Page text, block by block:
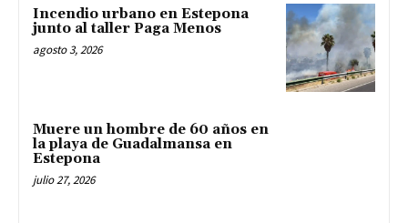
Incendio urbano en Estepona
junto al taller Paga Menos
agosto 3, 2026
Muere un hombre de 60 años en
la playa de Guadalmansa en
Estepona
julio 27, 2026